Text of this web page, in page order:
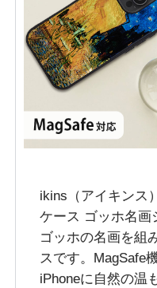
ikins（アイキンス
ケース ゴッホ名画
ゴッホの名画を組
スです。MagSafe
iPhoneに自然の温